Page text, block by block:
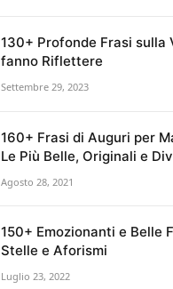
130+ Profonde Frasi sulla
fanno Riflettere
Settembre 29, 2023
160+ Frasi di Auguri per
Le Più Belle, Originali e
Agosto 28, 2021
150+ Emozionanti e Belle
Stelle e Aforismi
Luglio 23, 2022